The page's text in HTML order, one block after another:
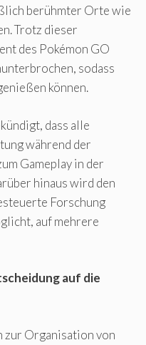
berühmter Orte wie
Trotz dieser
des Pokémon GO
sodass
können.
dass alle
während der
Gameplay in der
hinaus wird den
Forschung
auf mehrere
auf die
zur Organisation von